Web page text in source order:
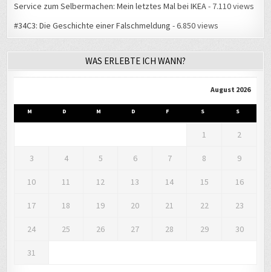
Service zum Selbermachen: Mein letztes Mal bei IKEA- 7.110 views
#34C3: Die Geschichte einer Falschmeldung - 6.850 views
WAS ERLEBTE ICH WANN?
August 2026
M D M D F S S
1 2
3 4 5 6 7 8 9
10 11 12 13 14 15 16
17 18 19 20 21 22 23
24 25 26 27 28 29 30
31